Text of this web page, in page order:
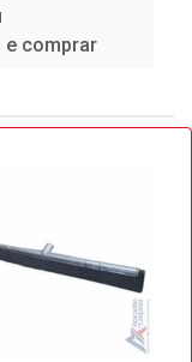
e comprar